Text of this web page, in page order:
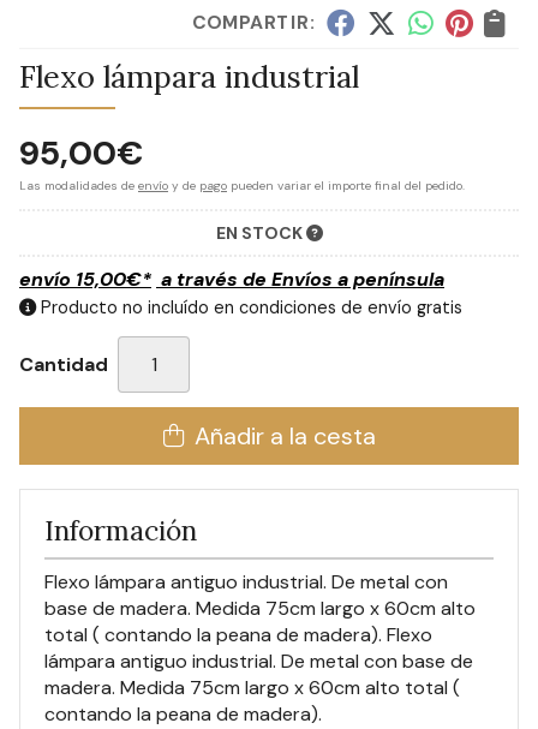
COMPARTIR:
Flexo lámpara industrial
95,00€
Las modalidades de envío y de pago pueden variar el importe final del pedido.
EN STOCK
envío 15,00€* a través de Envíos a península
Producto no incluído en condiciones de envío gratis
Cantidad
Añadir a la cesta
Información
Flexo lámpara antiguo industrial. De metal con
base de madera. Medida 75cm largo x 60cm alto
total ( contando la peana de madera). Flexo
lámpara antiguo industrial. De metal con base de
madera. Medida 75cm largo x 60cm alto total (
contando la peana de madera).